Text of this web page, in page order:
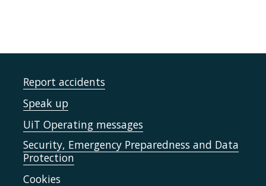
Report accidents
Speak up
UiT Operating messages
Security, Emergency Preparedness and Data
Protection
Cookies